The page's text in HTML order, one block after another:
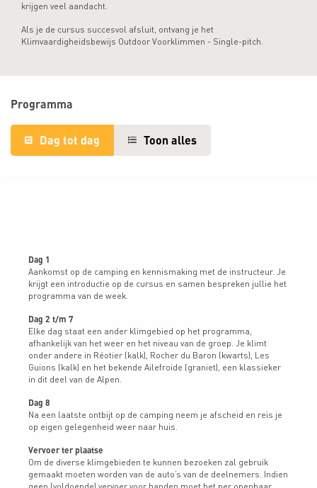
krijgen veel aandacht.
Als je de cursus succesvol afsluit, ontvang je het
Klimvaardigheidsbewijs Outdoor Voorklimmen - Single-pitch.
Programma
Dag tot dag Toon alles
Dag 1
Aankomst op de camping en kennismaking met de instructeur. Je
krijgt een introductie op de cursus en samen bespreken jullie het
programma van de week.
Dag 2 t/m 7
Elke dag staat een ander klimgebied op het programma,
afhankelijk van het weer en het niveau van de groep. Je klimt
onder andere in Réotier (kalk), Rocher du Baron (kwarts), Les
Guions (kalk) en het bekende Ailefroide (graniet), een klassieker
in dit deel van de Alpen.
Dag 8
Na een laatste ontbijt op de camping neem je afscheid en reis je
op eigen gelegenheid weer naar huis.
Vervoer ter plaatse
Om de diverse klimgebieden te kunnen bezoeken zal gebruik
gemaakt moeten worden van de auto’s van de deelnemers. Indien